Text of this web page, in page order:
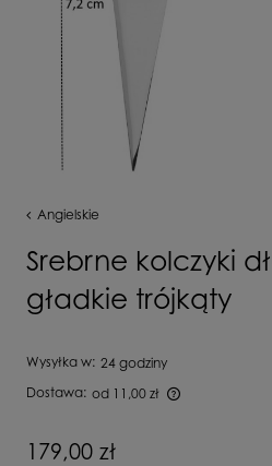
Angielskie
Srebrne kolczyki
gładkie trójkąty
Wysyłka w: 24 godziny
Dostawa: od 11,00 zł
179,00 zł